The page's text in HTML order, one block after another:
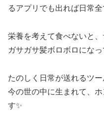
るアプリでも出れば日常
栄養を考えて食べないと
ガサガサ髪ボロボロにな
たのしく日常が送れるツ
今の世の中に生まれて、
す✨